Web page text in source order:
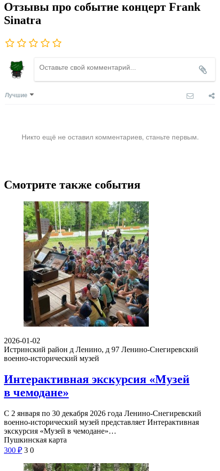
Отзывы про событие концерт Frank
Sinatra
Лучшие
Никто ещё не оставил комментариев, станьте первым.
Смотрите также события
2026-01-02
Истринский район д Ленино, д 97 Ленино-Снегиревский
военно-исторический музей
Интерактивная экскурсия «Музей
в чемодане»
С 2 января по 30 декабря 2026 года Ленино-Снегиревский
военно-исторический музей представляет Интерактивная
экскурсия «Музей в чемодане»…
Пушкинская карта
300 ₽ 3 0